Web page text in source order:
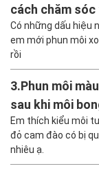
cách chăm sóc
Có những dấu hiệu
em mới phun môi
rồi
3.Phun môi
sau khi môi
Em thích kiểu môi
đỏ cam đào có bị
nhiêu ạ.